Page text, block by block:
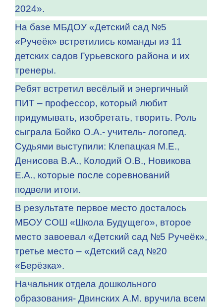
2024».
На базе МБДОУ «Детский сад №5
«Ручеёк» встретились команды из 11
детских садов Гурьевского района и их
тренеры.
Ребят встретил весёлый и энергичный
ПИТ – профессор, который любит
придумывать, изобретать, творить. Роль
сыграла Бойко О.А.- учитель- логопед.
Судьями выступили: Клепацкая М.Е.,
Денисова В.А., Колодий О.В., Новикова
Е.А., которые после соревнований
подвели итоги.
В результате первое место досталось
МБОУ СОШ «Школа Будущего», второе
место завоевал «Детский сад №5 Ручеёк»,
третье место – «Детский сад №20
«Берёзка».
Начальник отдела дошкольного
образования- Двинских А.М. вручила всем